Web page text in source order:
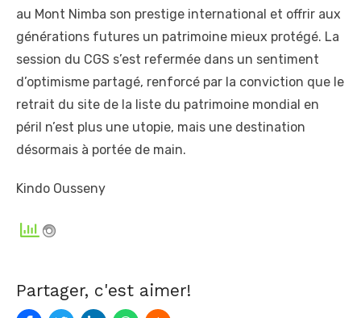
au Mont Nimba son prestige international et offrir aux
générations futures un patrimoine mieux protégé. La
session du CGS s’est refermée dans un sentiment
d’optimisme partagé, renforcé par la conviction que le
retrait du site de la liste du patrimoine mondial en
péril n’est plus une utopie, mais une destination
désormais à portée de main.
Kindo Ousseny
Partager, c'est aimer!